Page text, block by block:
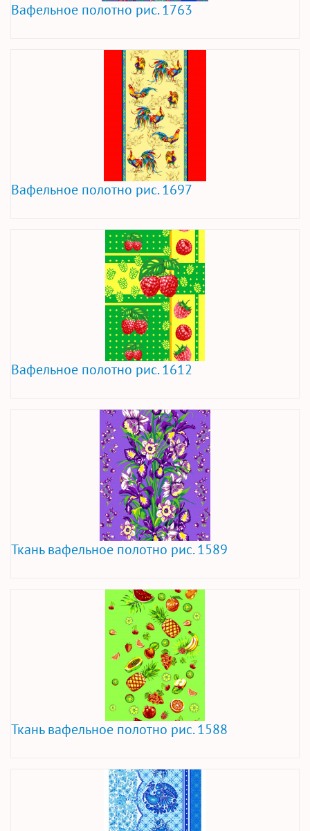
Вафельное полотно рис. 1763
Вафельное полотно рис. 1697
Вафельное полотно рис. 1612
Ткань вафельное полотно рис. 1589
Ткань вафельное полотно рис. 1588